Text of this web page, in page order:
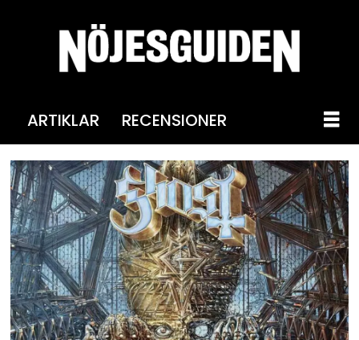
ARTIKLAR RECENSIONER